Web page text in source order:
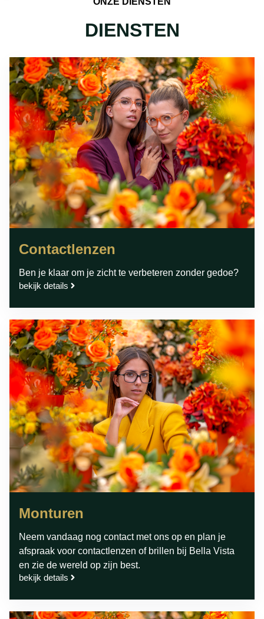
DIENSTEN
Contactlenzen
Ben je klaar om je zicht te verbeteren zonder gedoe?
bekijk details
Monturen
Neem vandaag nog contact met ons op en plan je
afspraak voor contactlenzen of brillen bij Bella Vista
en zie de wereld op zijn best.
bekijk details